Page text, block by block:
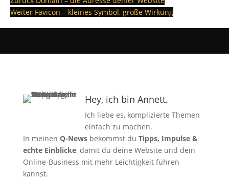
Weiter Favicon – kleines Symbol, große Wirkung
Hey, ich bin Annett.
Ich liebe es, komplizierte Themen
einfach zu machen.
In meinen Q-Newsbekommst du Tipps, Impulse &
echte Einblicke, damit du deine Website und dein
Online-Business mit mehr Leichtigkeit führen
kannst.